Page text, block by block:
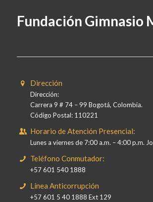
Fundación Gimnasio
Dirección
Dirección:
Carrera 9 # 74 – 99 Bogotá, Colombia.
Código Postal: 110221
Horario de Atención Presencial:
Lunes a viernes de 7:00 a.m. – 4:00 p.m.
Teléfono Conmutador:
+57 601 540 1888
Línea Anticorrupción
+57 601 5 40 1888 Ext 129